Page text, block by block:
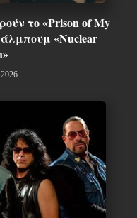
το «Prison of My
«Nuclear